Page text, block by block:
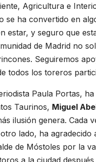
Agricultura e
se ha convertido en
estar, y seguro que
de Madrid no
Seguiremos
todos los toreros
Paula Portas,
Taurinos, Miguel
ilusión genera.
lado, ha
de Móstoles por la
a la ciudad después